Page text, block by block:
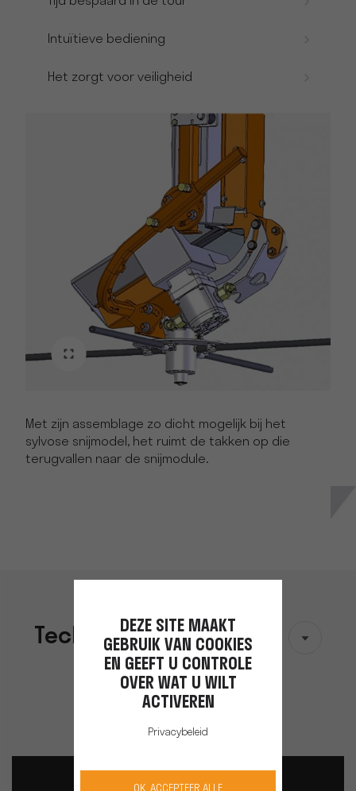
Intuïtieve bediening
Het zorgt voor veiligheid
Met zijn assemblage zo dicht mogelijk bij het
sylvose snijmodel, het ruimt de takken op die
terugvallen naar de snijmodule.
Technische gegevens
DEZE SITE MAAKT
GEBRUIK VAN COOKIES
EN GEEFT U CONTROLE
OVER WAT U WILT
ACTIVEREN
Privacybeleid